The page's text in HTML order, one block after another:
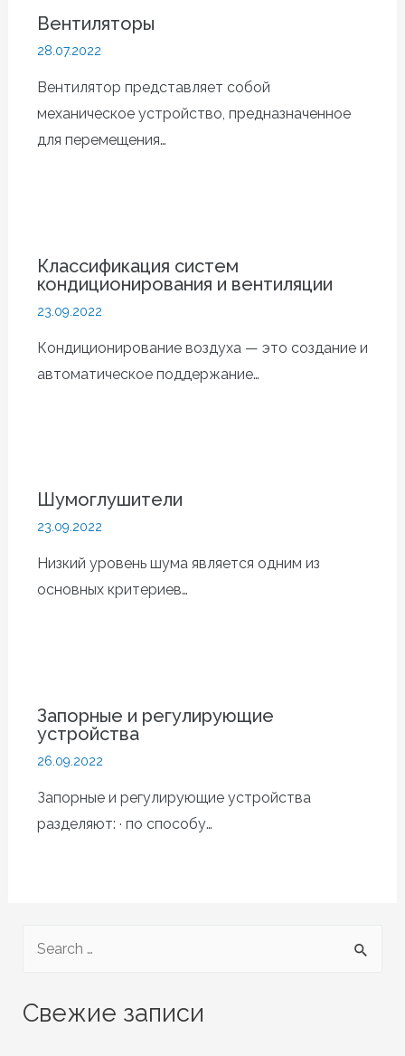
Вентиляторы
28.07.2022
Вентилятор представляет собой
механическое устройство, предназначенное
для перемещения…
Классификация систем
кондиционирования и вентиляции
23.09.2022
Кондиционирование воздуха — это создание и
автоматическое поддержание…
Шумоглушители
23.09.2022
Низкий уровень шума является одним из
основных критериев…
Запорные и регулирующие
устройства
26.09.2022
Запорные и регулирующие устройства
разделяют: · по способу…
Свежие записи